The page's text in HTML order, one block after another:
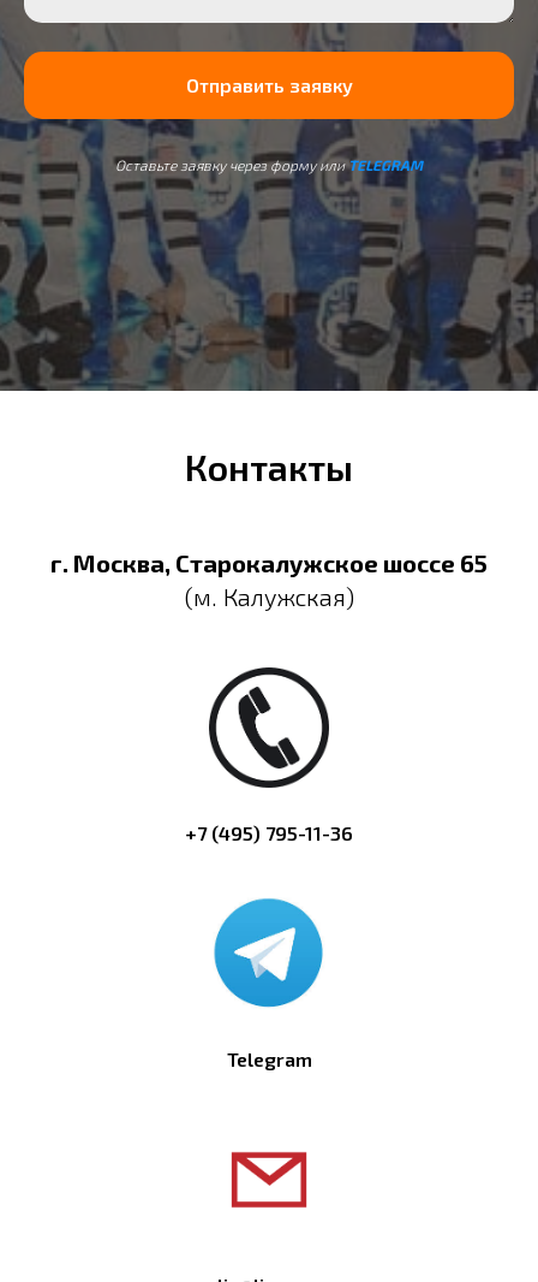
Отправить заявку
Оставьте заявку через форму илиTELEGRAM
Контакты
г. Москва, Старокалужское шоссе 65
(м. Калужская)
+7 (495) 795-11-36
Telegram